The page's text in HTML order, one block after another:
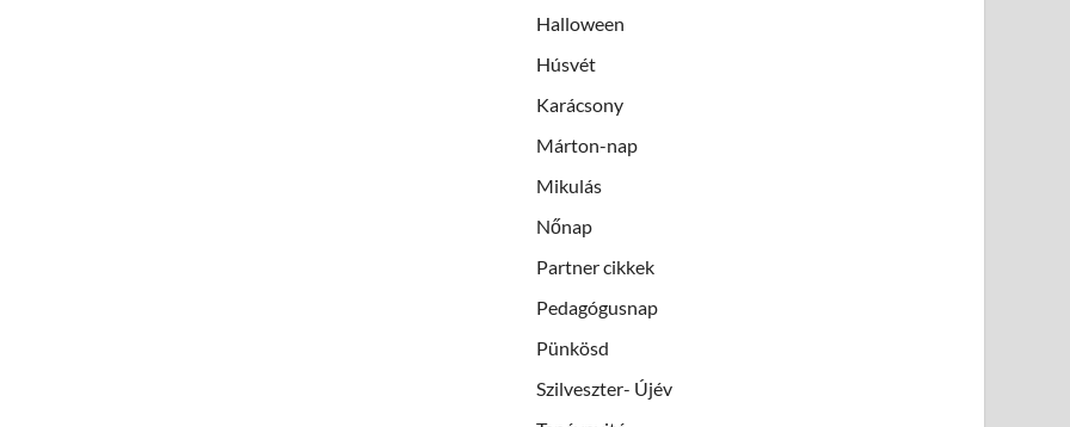
Halloween
Húsvét
Karácsony
Márton-nap
Mikulás
Nőnap
Partner cikkek
Pedagógusnap
Pünkösd
Szilveszter- Újév